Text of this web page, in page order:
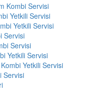
Kombi Servisi
Yetkili Servisi
Yetkili Servisi
Servisi
Servisi
Yetkili Servisi
Yetkili Servisi
Servisi